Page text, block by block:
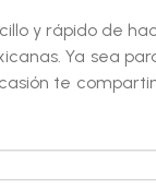
y rápido de
Ya sea
te